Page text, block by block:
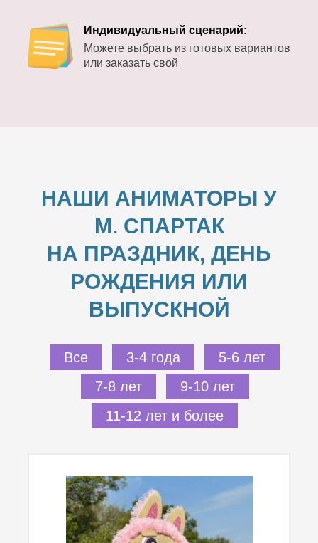
Индивидуальный сценарий:
Можете выбрать из готовых вариантов
или заказать свой
НАШИ АНИМАТОРЫ У
М. СПАРТАК
НА ПРАЗДНИК, ДЕНЬ
РОЖДЕНИЯ ИЛИ
ВЫПУСКНОЙ
Все 3-4 года
5-6 лет
7-8 лет
9-10 лет
11-12 лет и более